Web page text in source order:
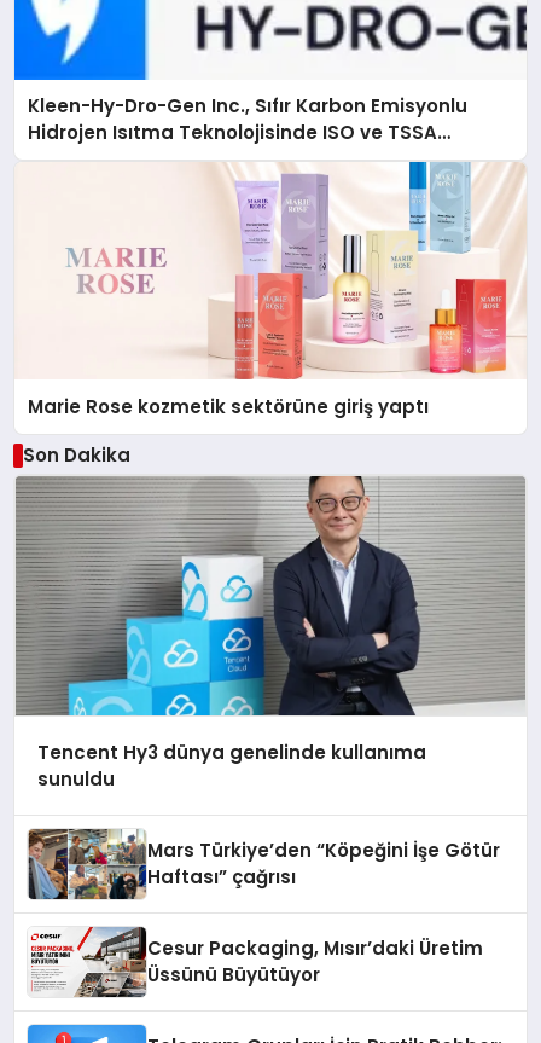
Kleen-Hy-Dro-Gen Inc., Sıfır Karbon Emisyonlu
Hidrojen Isıtma Teknolojisinde ISO ve TSSA
Düzenleyici Onaylarını Aldı
Marie Rose kozmetik sektörüne giriş yaptı
Son Dakika
Tencent Hy3 dünya genelinde kullanıma
sunuldu
Mars Türkiye’den “Köpeğini İşe Götür
Haftası” çağrısı
Cesur Packaging, Mısır’daki Üretim
Üssünü Büyütüyor